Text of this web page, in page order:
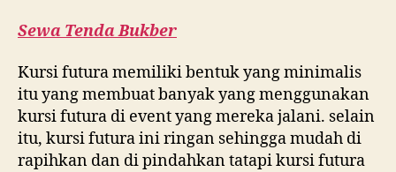
Sewa Tenda Bukber
Kursi futura memiliki bentuk yang minimalis
itu yang membuat banyak yang menggunakan
kursi futura di event yang mereka jalani. selain
itu, kursi futura ini ringan sehingga mudah di
rapihkan dan di pindahkan tatapi kursi futura